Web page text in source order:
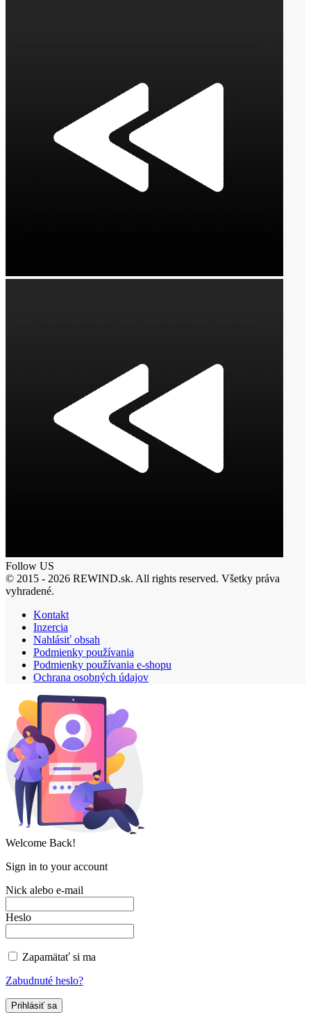
Follow US
© 2015 - 2026 REWIND.sk. All rights reserved. Všetky práva
vyhradené.
Kontakt
Inzercia
Nahlásiť obsah
Podmienky používania
Podmienky používania e-shopu
Ochrana osobných údajov
Welcome Back!
Sign in to your account
Nick alebo e-mail
Heslo
Zapamätať si ma
Zabudnuté heslo?